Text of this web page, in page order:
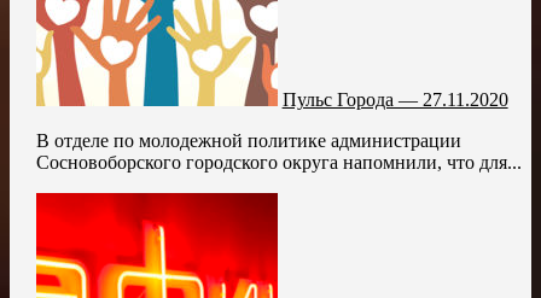
Пульс Города — 27.11.2020
В отделе по молодежной политике администрации
Сосновоборского городского округа напомнили, что для...